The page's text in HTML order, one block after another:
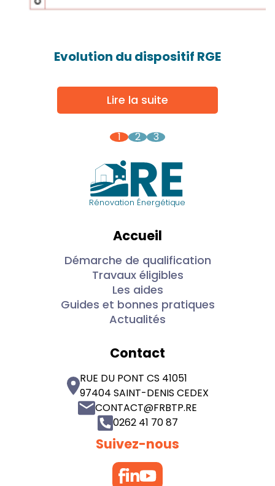
Evolution du dispositif RGE
Lire la suite
1 2 3
Rénovation Énergétique
Accueil
Démarche de qualification
Travaux éligibles
Les aides
Guides et bonnes pratiques
Actualités
Contact
RUE DU PONT CS 41051
97404 SAINT-DENIS CEDEX
CONTACT@FRBTP.RE
0262 41 70 87
Suivez-nous